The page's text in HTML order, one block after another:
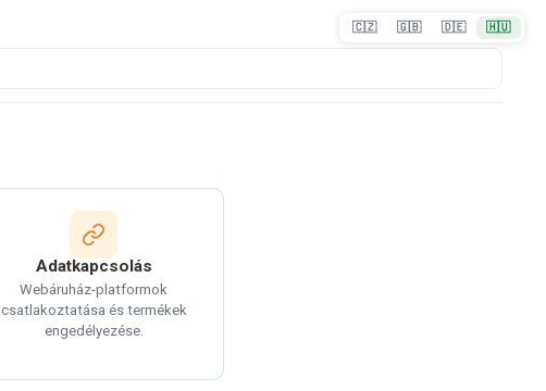
Adatkapcsolás
Webáruház-platformok
csatlakoztatása és termékek
engedélyezése.
🇨🇿 🇬🇧 🇩🇪 🇭🇺